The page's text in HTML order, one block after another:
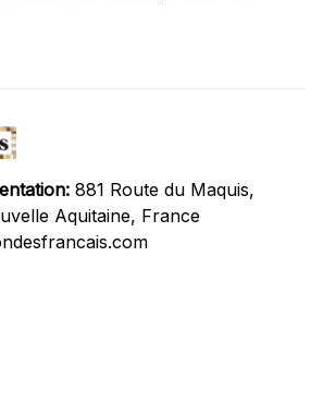
881 Route du Maquis,
Aquitaine, France